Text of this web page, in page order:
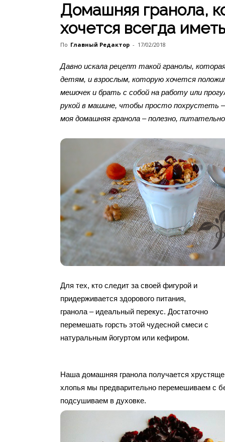
Домашняя гранола,
хочется всегда
По Главный Редактор - 17/02/2018
Давно искала рецепт такой гранолы,
детям, и взрослым, которую хочется
мешочек и брать с собой на работу или
рукой в машине, чтобы просто похрустеть
моя домашняя гранола – полезно,
Для тех, кто следит за своей фигурой и
придерживается здорового питания,
гранола – идеальный перекус. Достаточно
перемешать горсть этой чудесной смеси с
натуральным йогуртом или кефиром.
Наша домашняя гранола получается
хлопья мы предварительно перемешиваем с
подсушиваем в духовке.